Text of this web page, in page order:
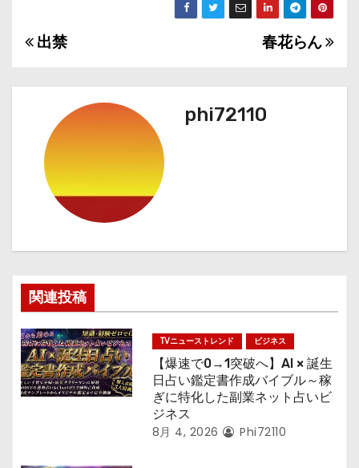
投
稿
ビ
ゲ
シ
ョ
ン
春花らん
出禁
phi72110
関連投稿
TVニューストレンド ビジネス
【爆速で0→1突破へ】AI × 誕生
日占い鑑定書作成バイブル～稼
ぎに特化した副業ネット占いビ
ジネス
8月 4, 2026 Phi72110